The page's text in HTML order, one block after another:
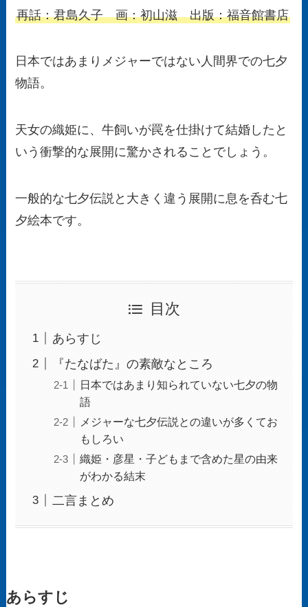
再話：君島久子 画：初山滋 出版：福音館書店
日本ではあまりメジャーではない人間界での七夕
物語。
天女の織姫に、牛飼いが罠を仕掛けて結婚したと
いう衝撃的な展開に驚かされることでしょう。
一般的な七夕伝説と大きく違う展開に息を呑む七
夕絵本です。
目次
あらすじ
『たなばた』の素敵なところ
日本ではあまり知られていない七夕の物
語
メジャーな七夕伝説との違いが多くてお
もしろい
織姫・彦星・子どもまで含めた星の由来
がわかる結末
二言まとめ
あらすじ